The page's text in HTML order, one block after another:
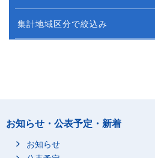
集計地域区分で絞込み
お知らせ・公表予定・新着
お知らせ